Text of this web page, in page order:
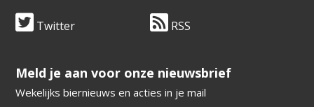
Twitter RSS
​​​​​​​Meld je aan voor onze nieuwsbrief
Wekelijks biernieuws en acties in je mail